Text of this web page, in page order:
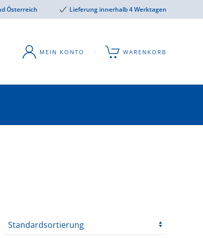
Österreich Lieferung innerhalb 4 Werktagen
MEIN KONTO WARENKORB